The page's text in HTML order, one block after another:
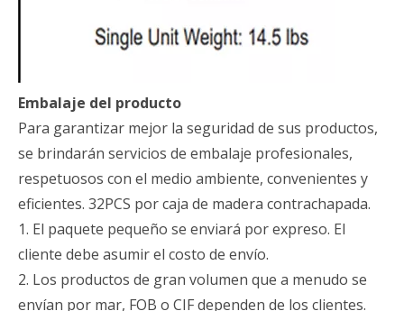
Embalaje del producto
Para garantizar mejor la seguridad de sus productos,
se brindarán servicios de embalaje profesionales,
respetuosos con el medio ambiente, convenientes y
eficientes. 32PCS por caja de madera contrachapada.
1. El paquete pequeño se enviará por expreso. El
cliente debe asumir el costo de envío.
2. Los productos de gran volumen que a menudo se
envían por mar, FOB o CIF dependen de los clientes.